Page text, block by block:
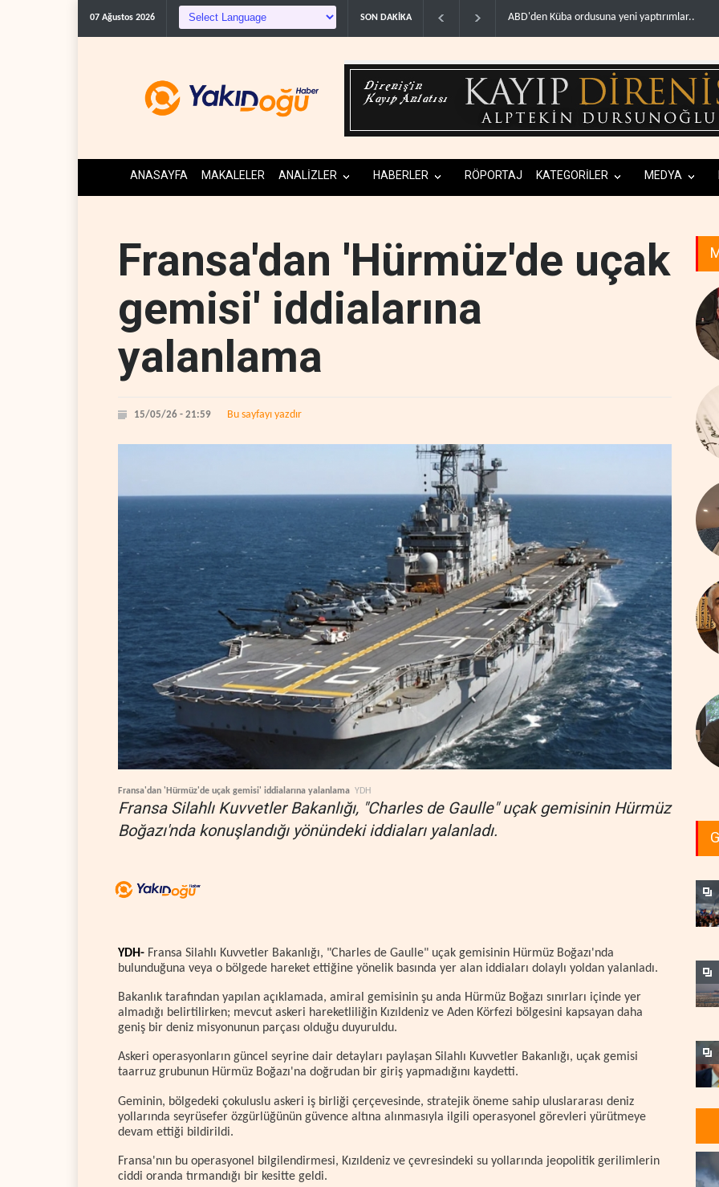
07 Ağustos 2026 SON DAKİKA ABD'den Küba ordusuna yeni yaptırımlar.. Fars
ANASAYFA MAKALELER ANALİZLER HABERLER RÖPORTAJ KATEGORİLER MEDYA
Fransa'dan 'Hürmüz'de uçak
gemisi' iddialarına
yalanlama
15/05/26 - 21:59 Bu sayfayı yazdır
Fransa'dan 'Hürmüz'de uçak gemisi' iddialarına yalanlama YDH
Fransa Silahlı Kuvvetler Bakanlığı, "Charles de Gaulle" uçak gemisinin Hürmüz
Boğazı'nda konuşlandığı yönündeki iddiaları yalanladı.
YDH- Fransa Silahlı Kuvvetler Bakanlığı, "Charles de Gaulle" uçak gemisinin Hürmüz Boğazı'nda
bulunduğuna veya o bölgede hareket ettiğine yönelik basında yer alan iddiaları dolaylı yoldan yalanladı.
Bakanlık tarafından yapılan açıklamada, amiral gemisinin şu anda Hürmüz Boğazı sınırları içinde yer
almadığı belirtilirken; mevcut askeri hareketliliğin Kızıldeniz ve Aden Körfezi bölgesini kapsayan daha
geniş bir deniz misyonunun parçası olduğu duyuruldu.
Askeri operasyonların güncel seyrine dair detayları paylaşan Silahlı Kuvvetler Bakanlığı, uçak gemisi
taarruz grubunun Hürmüz Boğazı'na doğrudan bir giriş yapmadığını kaydetti.
Geminin, bölgedeki çokuluslu askeri iş birliği çerçevesinde, stratejik öneme sahip uluslararası deniz
yollarında seyrüsefer özgürlüğünün güvence altına alınmasıyla ilgili operasyonel görevleri yürütmeye
devam ettiği bildirildi.
Fransa'nın bu operasyonel bilgilendirmesi, Kızıldeniz ve çevresindeki su yollarında jeopolitik gerilimlerin
ciddi oranda tırmandığı bir kesitte geldi.